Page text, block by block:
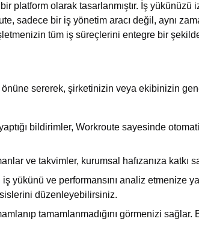
platform olarak tasarlanmıştır. İş
sadece bir iş yönetim aracı değil, aynı
tüm iş süreçlerini entegre bir
sererek, şirketinizin veya ekibinizin
bildirimler, Workroute sayesinde
ve takvimler, kurumsal hafızanıza
iş yükünü ve performansını analiz etmenize
düzenleyebilirsiniz.
tamamlanmadığını görmenizi